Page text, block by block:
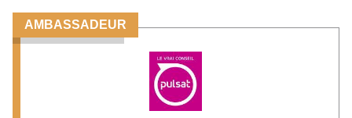
AMBASSADEUR